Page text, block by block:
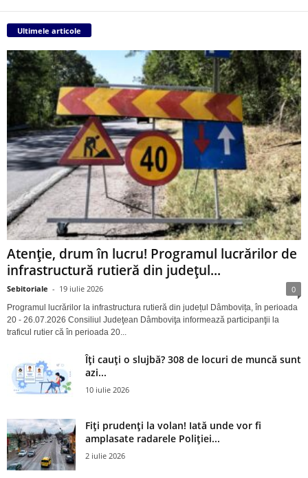
Ultimele articole
Atenție, drum în lucru! Programul lucrărilor de
infrastructură rutieră din județul...
Sebitoriale - 19 iulie 2026 0
Programul lucrărilor la infrastructura rutieră din județul Dâmbovița, în perioada
20 - 26.07.2026 Consiliul Judeţean Dâmboviţa informează participanţii la
traficul rutier că în perioada 20...
Îți cauți o slujbă? 308 de locuri de muncă sunt
azi...
10 iulie 2026
Fiți prudenți la volan! Iată unde vor fi
amplasate radarele Poliției...
2 iulie 2026